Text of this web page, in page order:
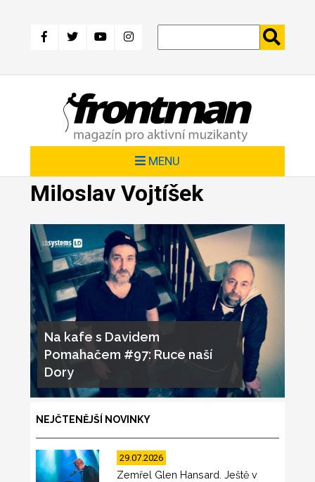
hlavnímu
MENU
Miloslav Vojtíšek
Na kafe s Davidem
Pomahačem #97: Ruce naší
Dory
NEJČTENĚJŠÍ NOVINKY
29.07.2026
Zemřel Glen Hansard. Ještě v